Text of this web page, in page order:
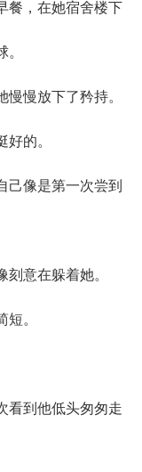
，在她宿舍楼下
慢放下了矜持。
的。
像是第一次尝到
意在躲着她。
。
到他低头匆匆走